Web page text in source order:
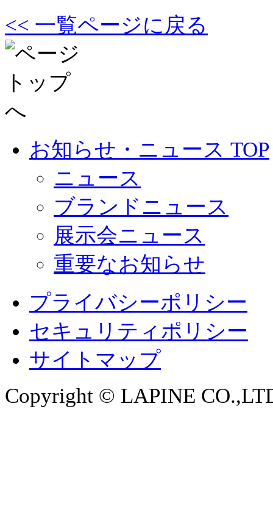
<< 一覧ページに戻る
お知らせ・ニュース TOP
ニュース
ブランドニュース
展示会ニュース
重要なお知らせ
プライバシーポリシー
セキュリティポリシー
サイトマップ
Copyright © LAPINE